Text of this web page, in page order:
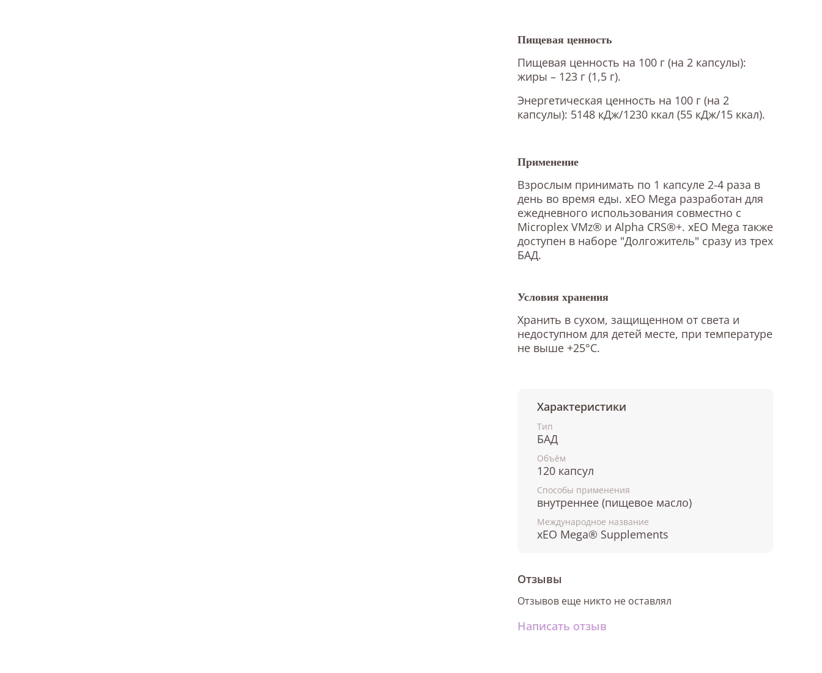
Пищевая ценность
Пищевая ценность на 100 г (на 2 капсулы):
жиры – 123 г (1,5 г).
Энергетическая ценность на 100 г (на 2
капсулы): 5148 кДж/1230 ккал (55 кДж/15 ккал).
Применение
Взрослым принимать по 1 капсуле 2-4 раза в
день во время еды. xEO Mega разработан для
ежедневного использования совместно с
Microplex VMz® и Alpha CRS®+. xEO Mega также
доступен в наборе "Долгожитель" сразу из трех
БАД.
Условия хранения
Хранить в сухом, защищенном от света и
недоступном для детей месте, при температуре
не выше +25°С.
Характеристики
Тип
БАД
Объём
120 капсул
Способы применения
внутреннее (пищевое масло)
Международное название
xEO Mega® Supplements
Отзывы
Отзывов еще никто не оставлял
Написать отзыв